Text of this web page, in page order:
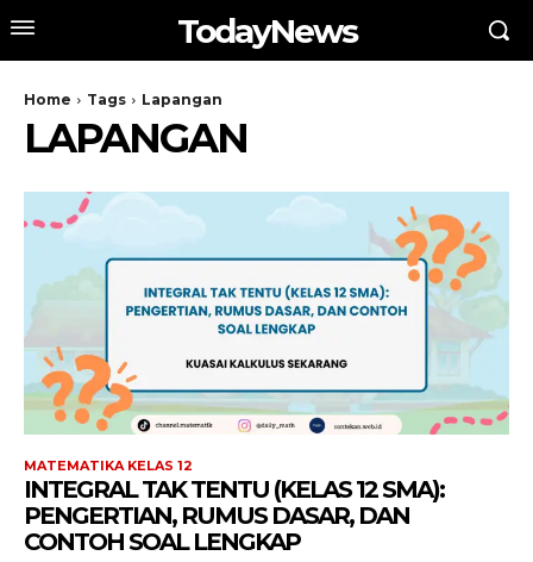
TodayNews
Home Tags Lapangan
LAPANGAN
MATEMATIKA KELAS 12
INTEGRAL TAK TENTU (KELAS 12 SMA):
PENGERTIAN, RUMUS DASAR, DAN
CONTOH SOAL LENGKAP